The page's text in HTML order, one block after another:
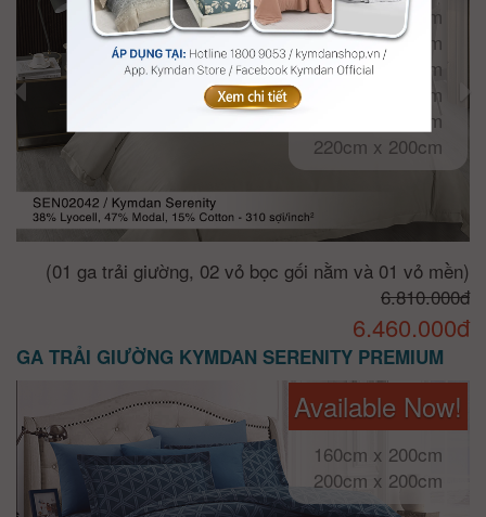
120cm x 200cm
140cm x 200cm
160cm x 200cm
180cm x 200cm
200cm x 200cm
220cm x 200cm
(01 ga trải giường, 02 vỏ bọc gối nằm và 01 vỏ mền)
6.810.000đ
6.460.000đ
GA TRẢI GIƯỜNG KYMDAN SERENITY PREMIUM
Available Now!
160cm x 200cm
200cm x 200cm